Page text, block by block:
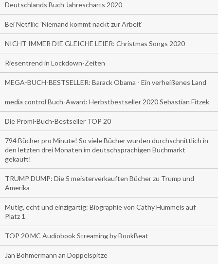
Deutschlands Buch Jahrescharts 2020
Bei Netflix: 'Niemand kommt nackt zur Arbeit'
NICHT IMMER DIE GLEICHE LEIER: Christmas Songs 2020
Riesentrend in Lockdown-Zeiten
MEGA-BUCH-BESTSELLER: Barack Obama - Ein verheißenes Land
media control Buch-Award: Herbstbestseller 2020 Sebastian Fitzek
Die Promi-Buch-Bestseller TOP 20
794 Bücher pro Minute! So viele Bücher wurden durchschnittlich in
den letzten drei Monaten im deutschsprachigen Buchmarkt
gekauft!
TRUMP DUMP: Die 5 meisterverkauften Bücher zu Trump und
Amerika
Mutig, echt und einzigartig: Biographie von Cathy Hummels auf
Platz 1
TOP 20 MC Audiobook Streaming by BookBeat
Jan Böhmermann an Doppelspitze